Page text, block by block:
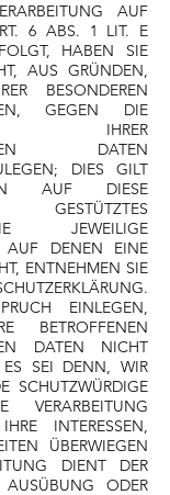
AUF
6 ABS. 1 LIT. E
HABEN SIE
AUS GRÜNDEN,
BESONDEREN
GEGEN DIE
IHRER
DATEN
DIES GILT
AUF DIESE
GESTÜTZTES
JEWEILIGE
AUF DENEN EINE
ENTNEHMEN SIE
EINLEGEN,
BETROFFENEN
DATEN NICHT
ES SEI DENN, WIR
SCHUTZWÜRDIGE
INTERESSEN,
ÜBERWIEGEN
DIENT DER
AUSÜBUNG ODER